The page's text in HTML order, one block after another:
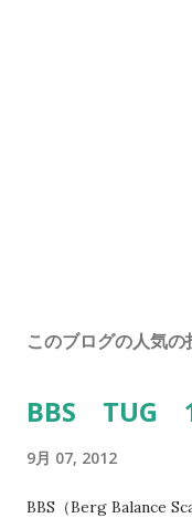
このブログの人気の
BBS TUG
9月 07, 2012
BBS（Berg Balance